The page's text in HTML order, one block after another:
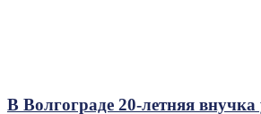
В Волгограде 20-летняя